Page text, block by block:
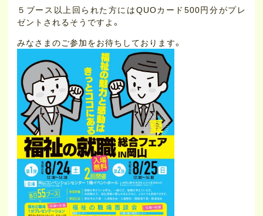
５ブース以上回られた方にはQUOカード500円分がプレ
ゼントされるそうですよ。
みなさまのご参加をお待ちしております。